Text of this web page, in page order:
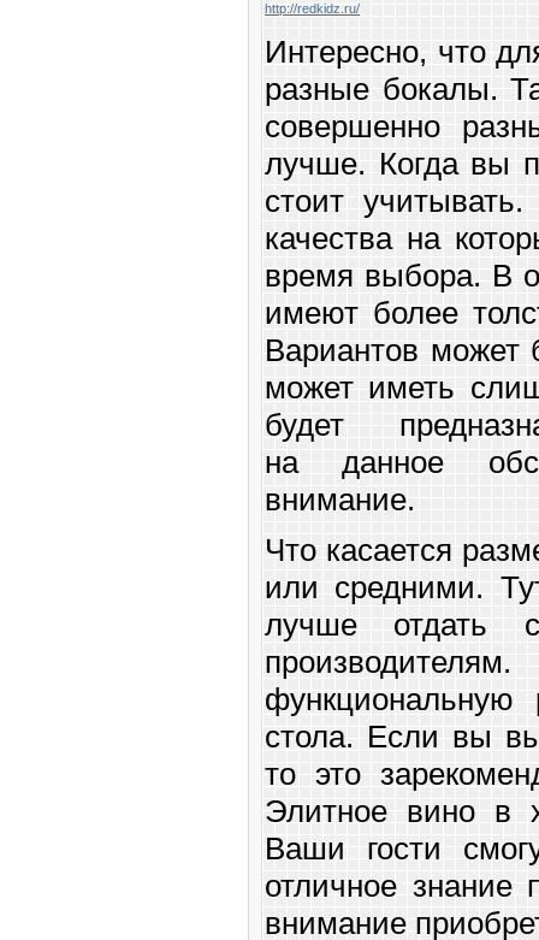
http://redkidz.ru/
Интересно, что
разные бокалы.
совершенно
лучше. Когда вы
стоит
качества на
время выбора. В
имеют более
Вариантов может
может иметь
будет
на данное
внимание.
Что касается
или средними.
лучше отдать
стола. Если вы
то это
Элитное вино в
Ваши гости
отличное знание
внимание